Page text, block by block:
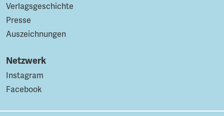
Verlagsgeschichte
Presse
Auszeichnungen
Netzwerk
Instagram
Facebook